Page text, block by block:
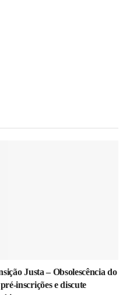
Justa – Obsolescência do
inscrições e discute